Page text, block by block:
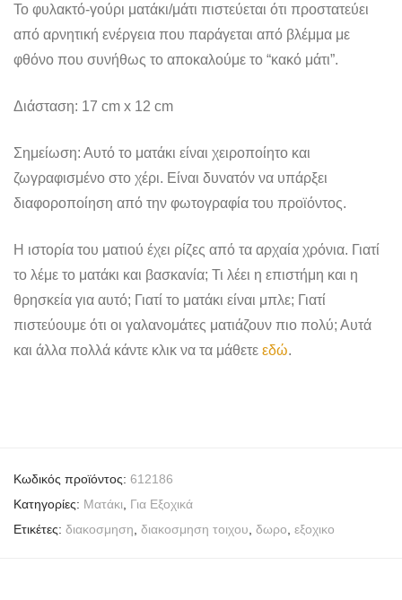
Το φυλακτό-γούρι ματάκι/μάτι πιστεύεται ότι προστατεύει
από αρνητική ενέργεια που παράγεται από βλέμμα με
φθόνο που συνήθως το αποκαλούμε το “κακό μάτι”.
Διάσταση: 17 cm x 12 cm
Σημείωση: Αυτό το ματάκι είναι χειροποίητο και
ζωγραφισμένο στο χέρι. Είναι δυνατόν να υπάρξει
διαφοροποίηση από την φωτογραφία του προϊόντος.
Η ιστορία του ματιού έχει ρίζες από τα αρχαία χρόνια. Γιατί
το λέμε το ματάκι και βασκανία; Τι λέει η επιστήμη και η
θρησκεία για αυτό; Γιατί το ματάκι είναι μπλε; Γιατί
πιστεύουμε ότι οι γαλανομάτες ματιάζουν πιο πολύ; Αυτά
και άλλα πολλά κάντε κλικ να τα μάθετε εδώ.
Κωδικός προϊόντος: 612186
Κατηγορίες: Mατάκι
Για Εξοχικά
Ετικέτες: διακοσμηση διακοσμηση τοιχου δωρο εξοχικο